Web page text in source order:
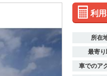
利
所在
最寄
車でのア